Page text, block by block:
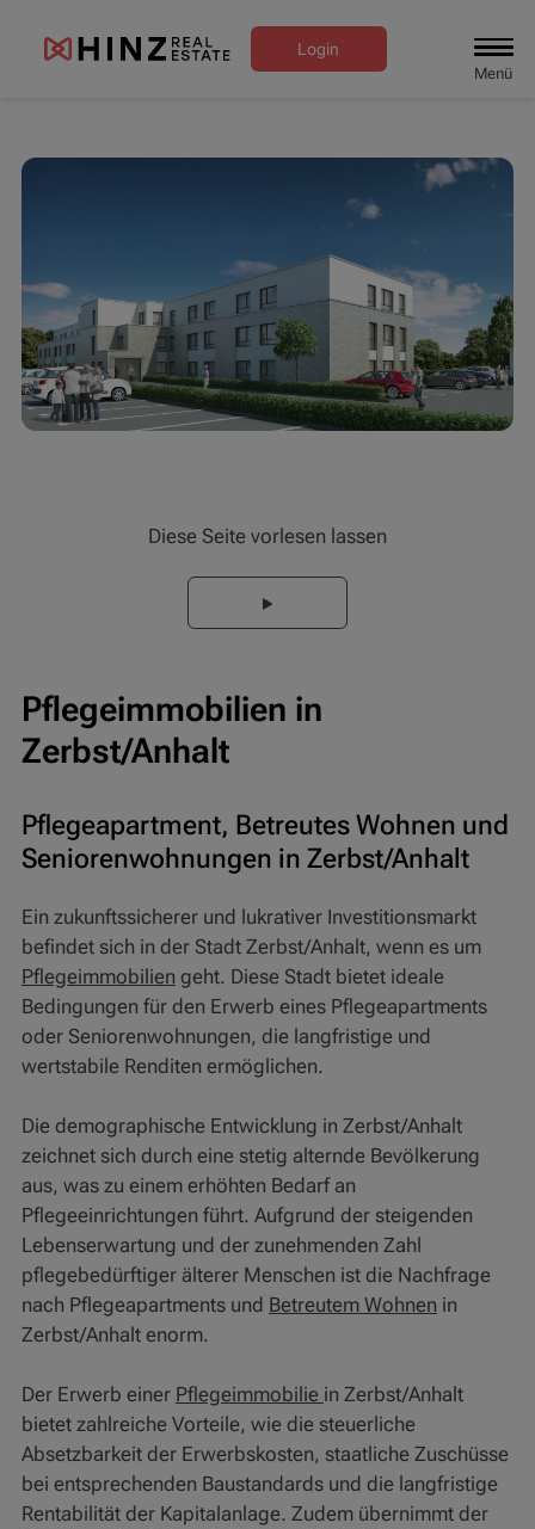
Login
Diese Seite vorlesen lassen
Pflegeimmobilien in
Zerbst/Anhalt
Pflegeapartment, Betreutes Wohnen und
Seniorenwohnungen in Zerbst/Anhalt
Ein zukunftssicherer und lukrativer Investitionsmarkt
befindet sich in der Stadt Zerbst/Anhalt, wenn es um
Pflegeimmobilien geht. Diese Stadt bietet ideale
Bedingungen für den Erwerb eines Pflegeapartments
oder Seniorenwohnungen, die langfristige und
wertstabile Renditen ermöglichen.
Die demographische Entwicklung in Zerbst/Anhalt
zeichnet sich durch eine stetig alternde Bevölkerung
aus, was zu einem erhöhten Bedarf an
Pflegeeinrichtungen führt. Aufgrund der steigenden
Lebenserwartung und der zunehmenden Zahl
pflegebedürftiger älterer Menschen ist die Nachfrage
nach Pflegeapartments und Betreutem Wohnen in
Zerbst/Anhalt enorm.
Der Erwerb einer Pflegeimmobilie in Zerbst/Anhalt
bietet zahlreiche Vorteile, wie die steuerliche
Absetzbarkeit der Erwerbskosten, staatliche Zuschüsse
bei entsprechenden Baustandards und die langfristige
Rentabilität der Kapitalanlage. Zudem übernimmt der